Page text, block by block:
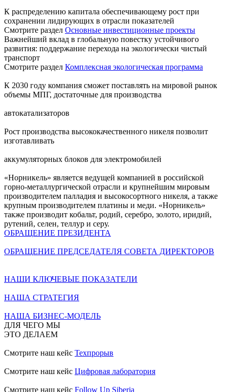
К распределению капитала обеспечивающему рост при
сохранении лидирующих в отрасли показателей
Смотрите раздел Основные инвестиционные проекты
Важнейший вклад в глобальную повестку устойчивого
развития: поддержание перехода на экологически чистый
транспорт
Смотрите раздел Комплексная экологическая программа
К 2030 году компания сможет поставлять на мировой рынок
объемы МПГ, достаточные для производства
автокатализаторов
Рост производства высококачественного никеля позволит
изготавливать
аккумуляторных блоков для электромобилей
«Норникель» является ведущей компанией в российской
горно-металлургической отрасли и крупнейшим мировым
производителем палладия и высокосортного никеля, а также
крупным производителем платины и меди. «Норникель»
также производит кобальт, родий, серебро, золото, иридий,
рутений, селен, теллур и серу.
ОБРАЩЕНИЕ ПРЕЗИДЕНТА
ОБРАЩЕНИЕ ПРЕДСЕДАТЕЛЯ СОВЕТА ДИРЕКТОРОВ
НАШИ КЛЮЧЕВЫЕ ПОКАЗАТЕЛИ
НАША СТРАТЕГИЯ
НАША БИЗНЕС-МОДЕЛЬ
ДЛЯ ЧЕГО МЫ
ЭТО ДЕЛАЕМ
Смотрите наш кейс Техпрорыв
Смотрите наш кейс Цифровая лаборатория
Смотрите наш кейс Follow Up Siberia